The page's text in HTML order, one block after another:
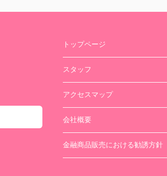
トップページ
スタッフ
アクセスマップ
会社概要
金融商品販売における勧誘方針